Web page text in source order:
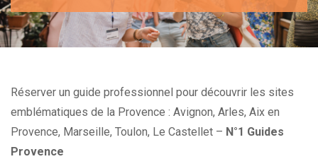
Réserver un guide professionnel pour découvrir les sites
emblématiques de la Provence : Avignon, Arles, Aix en
Provence, Marseille, Toulon, Le Castellet – N°1 Guides
Provence